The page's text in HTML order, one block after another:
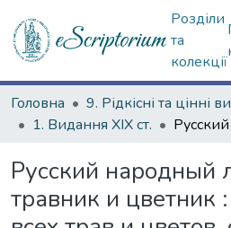
Розділи
та
колекції
Головна
1. Видання ХІХ ст.
Русский народный
травник и цветник